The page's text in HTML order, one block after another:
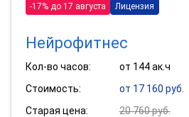
-17% до 17 августа Лицензия
Нейрофитнес
Кол-во часов:
от 144 ак.ч
Стоимость:
от 17 160 руб.
Старая цена:
20 760 руб.